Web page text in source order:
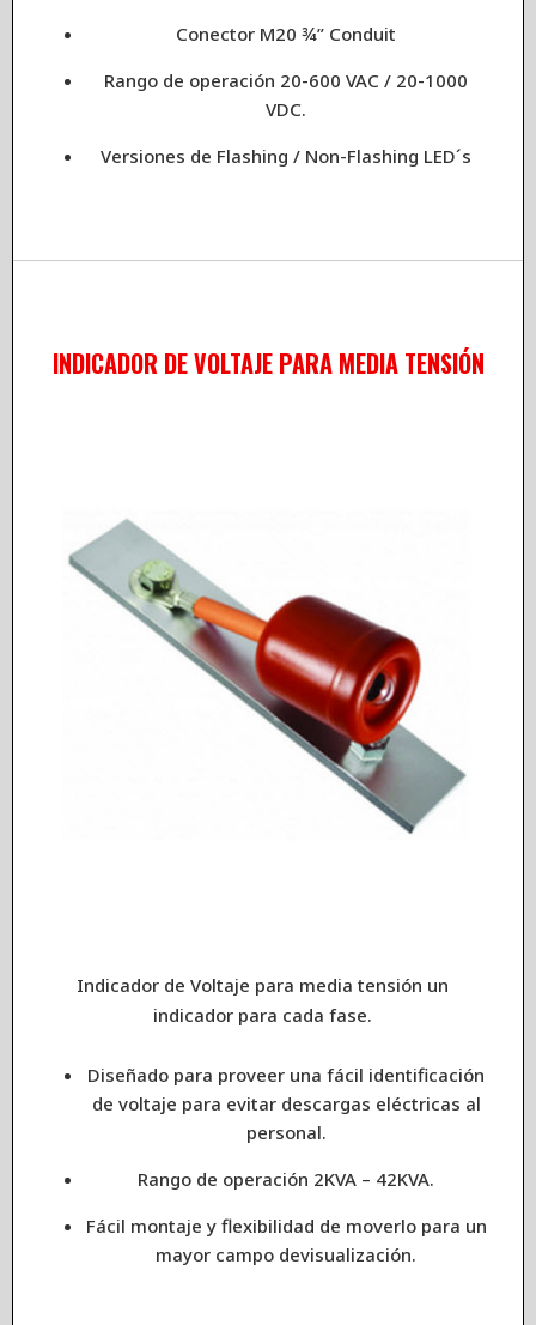
Conector M20 ¾” Conduit
Rango de operación 20-600 VAC / 20-1000
VDC.
Versiones de Flashing / Non-Flashing LED´s
INDICADOR DE VOLTAJE PARA MEDIA TENSIÓN
Indicador de Voltaje para media tensión un
indicador para cada fase.
Diseñado para proveer una fácil identificación
de voltaje para evitar descargas eléctricas al
personal.
Rango de operación 2KVA – 42KVA.
Fácil montaje y flexibilidad de moverlo para un
mayor campo devisualización.